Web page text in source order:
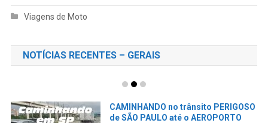
Viagens de Moto
NOTÍCIAS RECENTES – GERAIS
CAMINHANDO no trânsito PERIGOSO
de SÃO PAULO até o AEROPORTO